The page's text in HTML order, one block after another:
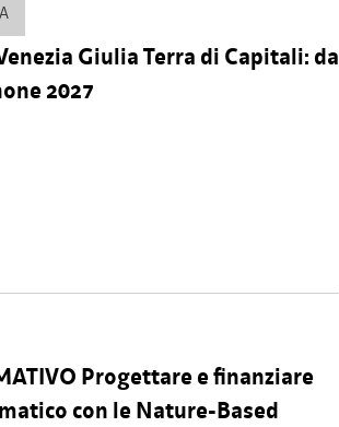
Giulia Terra di Capitali: da
2027
Progettare e finanziare
con le Nature-Based